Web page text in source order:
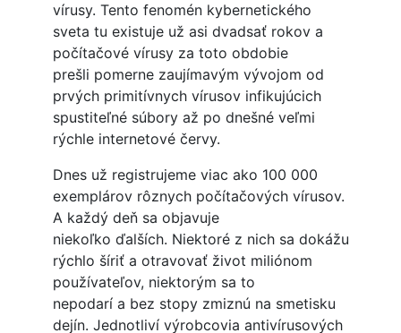
vírusy. Tento fenomén kybernetického
sveta tu existuje už asi dvadsať rokov a
počítačové vírusy za toto obdobie
prešli pomerne zaujímavým vývojom od
prvých primitívnych vírusov infikujúcich
spustiteľné súbory až po dnešné veľmi
rýchle internetové červy.
Dnes už registrujeme viac ako 100 000
exemplárov rôznych počítačových vírusov.
A každý deň sa objavuje
niekoľko ďalších. Niektoré z nich sa dokážu
rýchlo šíriť a otravovať život miliónom
používateľov, niektorým sa to
nepodarí a bez stopy zmiznú na smetisku
dejín. Jednotliví výrobcovia antivírusových